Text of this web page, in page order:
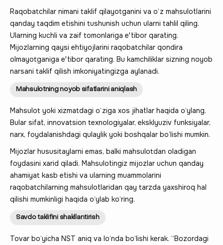
Raqobatchilar nimani taklif qilayotganini va o‘z mahsulotlarini
qanday taqdim etishini tushunish uchun ularni tahlil qiling.
Ularning kuchli va zaif tomonlariga e'tibor qarating.
Mijozlarning qaysi ehtiyojlarini raqobatchilar qondira
olmayotganiga e'tibor qarating. Bu kamchiliklar sizning noyob
narsani taklif qilish imkoniyatingizga aylanadi.
Mahsulotning noyob sifatlarini aniqlash
Mahsulot yoki xizmatdagi o‘ziga xos jihatlar haqida o‘ylang.
Bular sifat, innovatsion texnologiyalar, eksklyuziv funksiyalar,
narx, foydalanishdagi qulaylik yoki boshqalar bo‘lishi mumkin.
Mijozlar hususitaylarni emas, balki mahsulotdan oladigan
foydasini xarid qiladi. Mahsulotingiz mijozlar uchun qanday
ahamiyat kasb etishi va ularning muammolarini
raqobatchilarning mahsulotlaridan qay tarzda yaxshiroq hal
qilishi mumkinligi haqida o‘ylab ko‘ring.
Savdo taklifini shakllantirish
Tovar bo‘yicha NST aniq va lo‘nda bo‘lishi kerak. “Bozordagi